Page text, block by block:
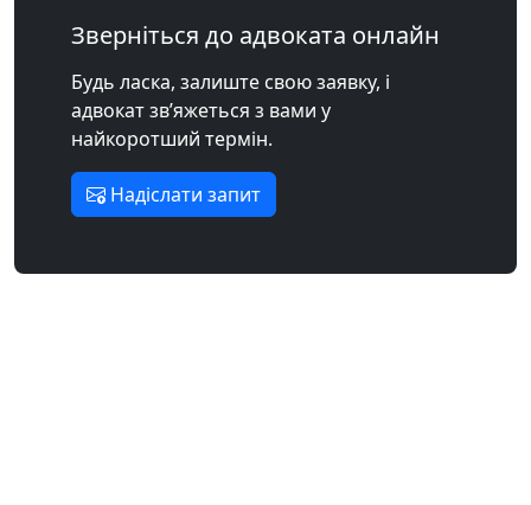
Зверніться до адвоката онлайн
Будь ласка, залиште свою заявку, і
адвокат зв’яжеться з вами у
найкоротший термін.
Надіслати запит